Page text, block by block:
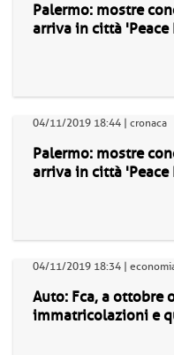
Palermo: mostre
arriva in città 'Peace
04/11/2019 18:44 | cronaca
Palermo: mostre
arriva in città 'Peace
04/11/2019 18:34 |
Auto: Fca, a ottobre
immatricolazioni e